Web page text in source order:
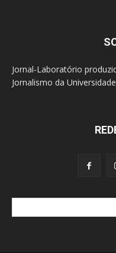
Jornal-Laboratório
Jornalismo da